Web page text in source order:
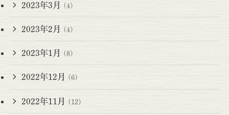
2023年3月 (4)
2023年2月 (4)
2023年1月 (8)
2022年12月 (6)
2022年11月 (12)